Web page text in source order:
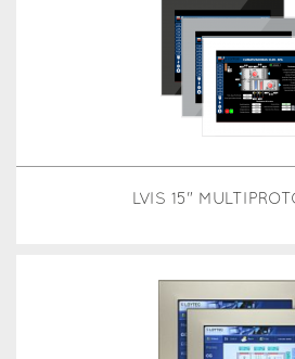
LVIS 15"